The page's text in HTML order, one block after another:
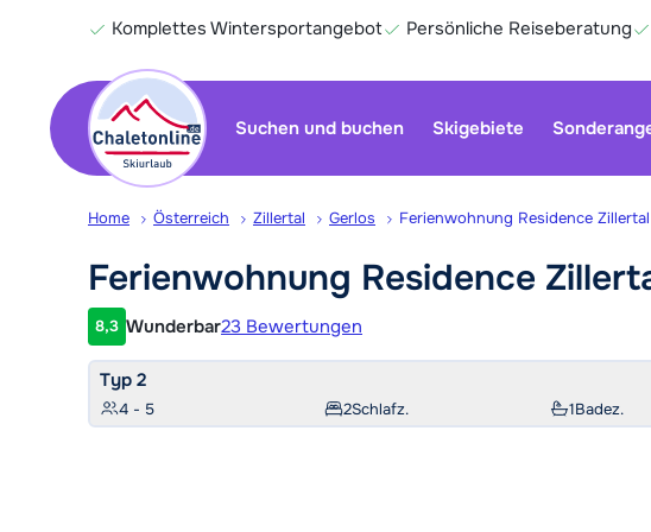
Komplettes Wintersportangebot Persönliche Reiseberatung
Suchen und buchen Skigebiete
Home Österreich Zillertal Gerlos Ferienwohnung Residence Zillertal
Ferienwohnung Residence
Kundenbewertung
8,3 Wunderbar23 Bewertungen
Typ 2
4 - 5 2Schlafz. 1Badez.